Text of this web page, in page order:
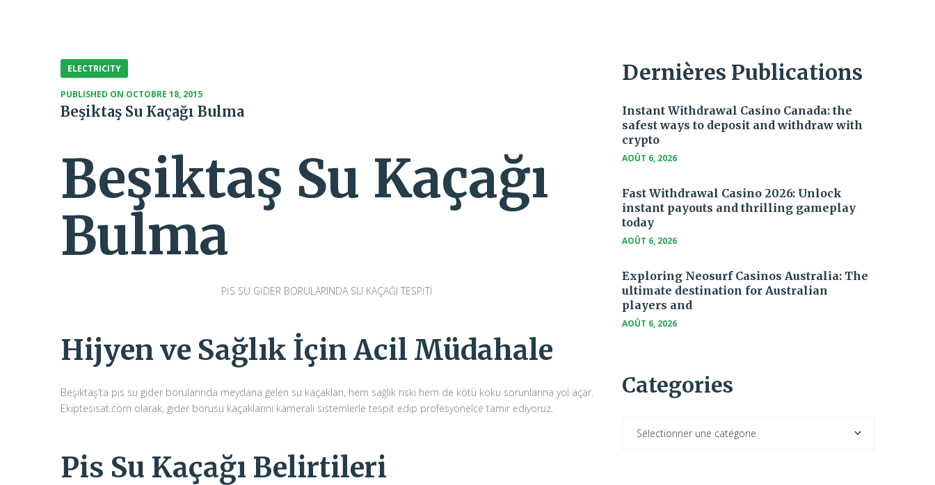
ELECTRICITY
PUBLISHED ON OCTOBRE 18, 2015
Beşiktaş Su Kaçağı Bulma
Beşiktaş Su Kaçağı
Bulma
PİS SU GİDER BORULARINDA SU KAÇAĞI TESPİTİ
Hijyen ve Sağlık İçin Acil Müdahale
Beşiktaş’ta pis su gider borularında meydana gelen su kaçakları, hem sağlık riski hem de kötü koku sorunlarına yol açar.
Ekiptesisat.com olarak, gider borusu kaçaklarını kameralı sistemlerle tespit edip profesyonelce tamir ediyoruz.
Pis Su Kaçağı Belirtileri
Dernières Publications
Instant Withdrawal Casino Canada: the
safest ways to deposit and withdraw with
crypto
AOÛT 6, 2026
Fast Withdrawal Casino 2026: Unlock
instant payouts and thrilling gameplay
today
AOÛT 6, 2026
Exploring Neosurf Casinos Australia: The
ultimate destination for Australian
players and
AOÛT 6, 2026
Categories